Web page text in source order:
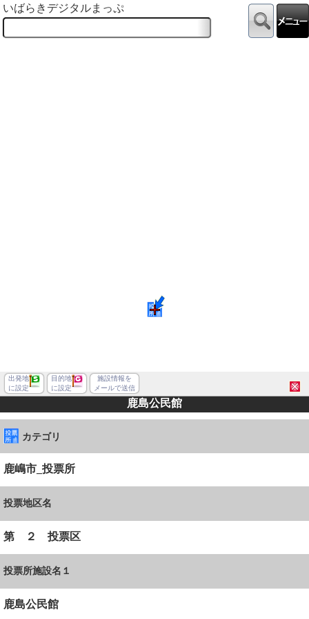
水戸市笠原町
いばらきデジタルまっぷ
出発地
に設定
目的地
に設定
施設情報を
メールで送信
鹿島公民館
カテゴリ
鹿嶋市_投票所
投票地区名
第 ２ 投票区
投票所施設名１
鹿島公民館